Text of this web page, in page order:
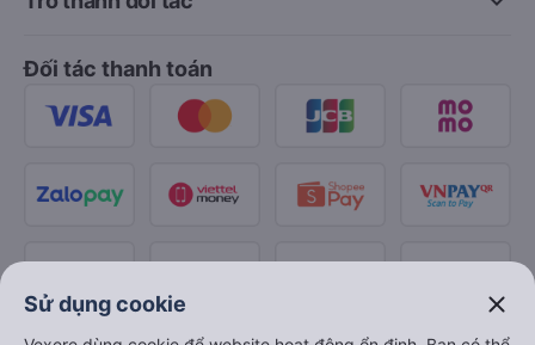
Đối tác thanh toán
Sử dụng cookie close